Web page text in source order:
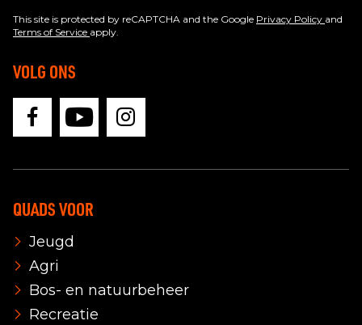
This site is protected by reCAPTCHA and the Google Privacy Policy and
Terms of Service apply.
VOLG ONS
QUADS VOOR
Jeugd
Agri
Bos- en natuurbeheer
Recreatie